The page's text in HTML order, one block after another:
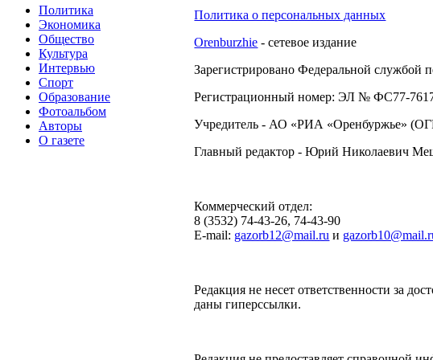
Политика
Экономика
Общество
Культура
Интервью
Спорт
Образование
Фотоальбом
Авторы
О газете
Политика о персональных данных
Orenburzhie - сетевое издание
Зарегистрировано Федеральной службой
Регистрационный номер: ЭЛ № ФС77-
Учредитель - АО «РИА «Оренбуржье»
Главный редактор - Юрий Николаевич
Коммерческий отдел:
8 (3532) 74-43-26, 74-43-90
E-mail: gazorb12@mail.ru и
Редакция не несет ответственности за
даны гиперссылки.